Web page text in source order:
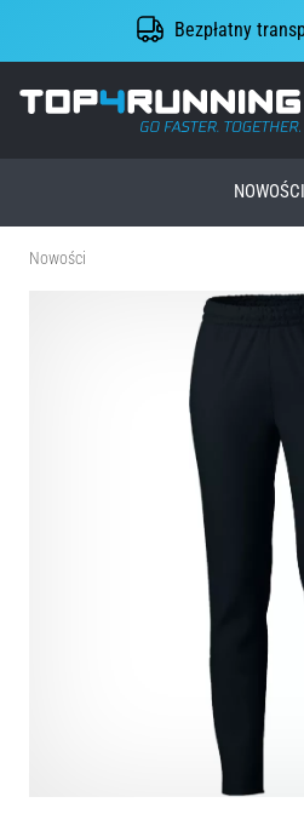
Bezpłatny
NOWOŚCI
Nowości